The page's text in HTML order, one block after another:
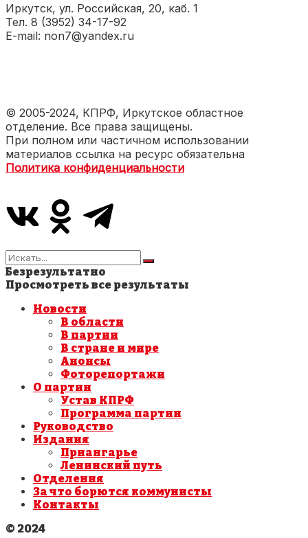
Иркутск, ул. Российская, 20, каб. 1
Тел. 8 (3952) 34-17-92
E-mail: non7@yandex.ru
© 2005-2024, КПРФ, Иркутское областное
отделение. Все права защищены.
При полном или частичном использовании
материалов ссылка на ресурс обязательна
Политика конфиденциальности
Безрезультатно
Просмотреть все результаты
Новости
В области
В партии
В стране и мире
Анонсы
Фоторепортажи
О партии
Устав КПРФ
Программа партии
Руководство
Издания
Приангарье
Ленинский путь
Отделения
За что борются коммунисты
Контакты
© 2024